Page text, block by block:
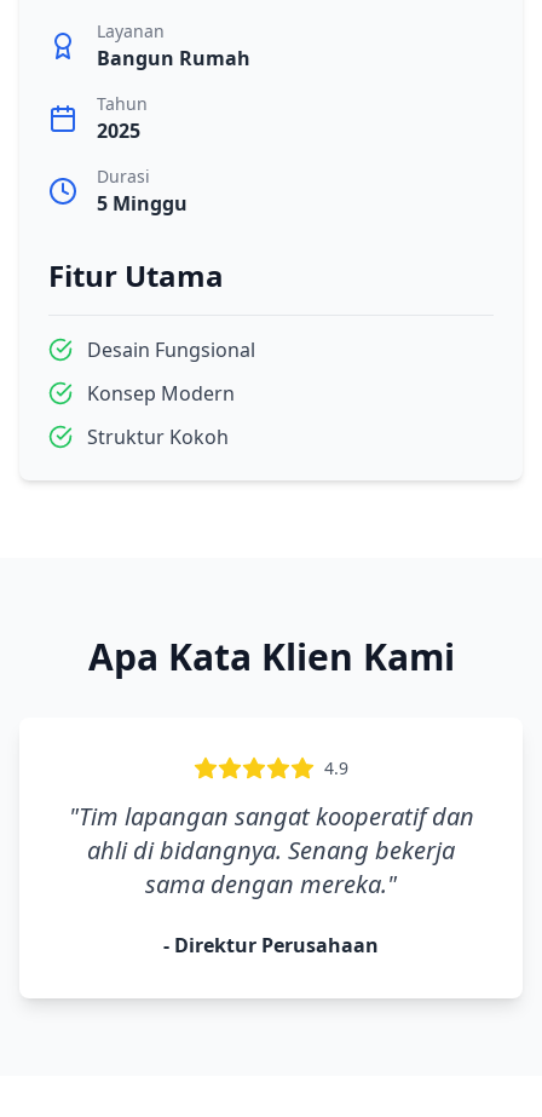
Layanan
Bangun Rumah
Tahun
2025
Durasi
5 Minggu
Fitur Utama
Desain Fungsional
Konsep Modern
Struktur Kokoh
Apa Kata Klien Kami
4.9
"Tim lapangan sangat kooperatif dan
ahli di bidangnya. Senang bekerja
sama dengan mereka."
- Direktur Perusahaan